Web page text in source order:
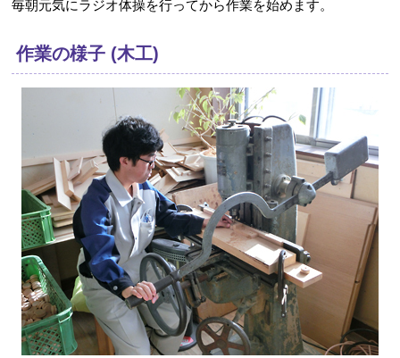
毎朝元気にラジオ体操を行ってから作業を始めます。
作業の様子 (木工)